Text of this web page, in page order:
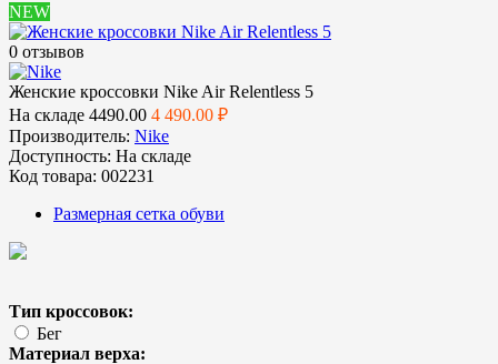
NEW
0 отзывов
Женские кроссовки Nike Air Relentless 5
На складе 4490.00 4 490.00 ₽
Производитель: Nike
Доступность: На складе
Код товара: 002231
Размерная сетка обуви
Тип кроссовок:
Бег
Материал верха: